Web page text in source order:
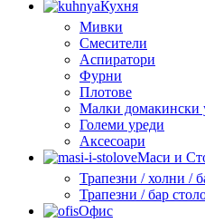
Кухня
Мивки
Смесители
Аспиратори
Фурни
Плотове
Малки домакински
Големи уреди
Аксесоари
Маси и
Трапезни / холни /
Трапезни / бар
Офис